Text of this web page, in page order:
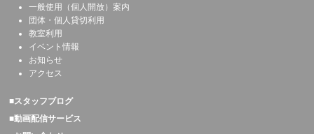
一般使用（個人開放）案内
団体・個人貸切利用
教室利用
イベント情報
お知らせ
アクセス
■スタッフブログ
■動画配信サービス